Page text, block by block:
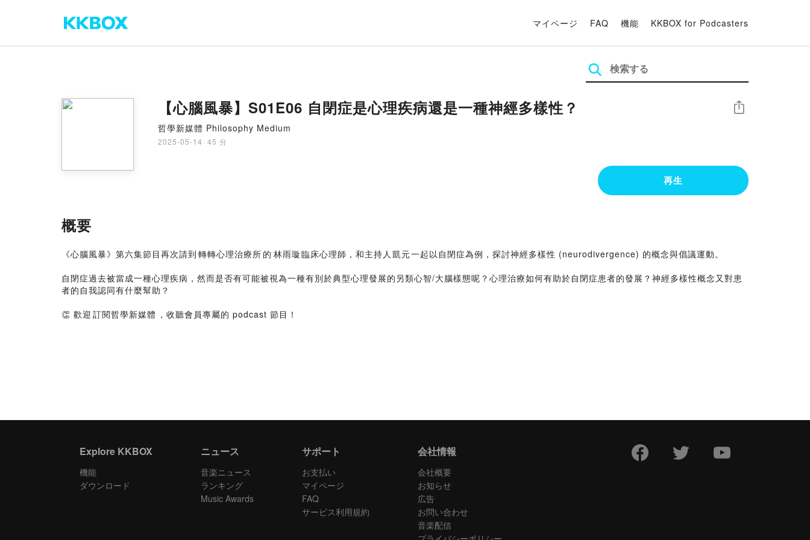
マイページ FAQ 機能 KKBOX for Podcasters
【心腦風暴】S01E06 自閉症是心理疾病還是一種神經多樣性？
哲學新媒體 Philosophy Medium
2025-05-14 · 45 分
シェア
再生
概要
《心腦風暴》第六集節目再次請到⁠⁠轉轉心理治療所⁠⁠的⁠⁠⁠林雨璇⁠臨床心理師，和主持人⁠凱元⁠一起以自閉症為例，探討神經多樣性 (neurodivergence) 的概念與倡議運動。
自閉症過去被當成一種心理疾病，然而是否有可能被視為一種有別於典型心理發展的另類心智/大腦樣態呢？心理治療如何有助於自閉症患者的發展？神經多樣性概念又對患
者的自我認同有什麼幫助？
👏 歡迎⁠⁠訂閱哲學新媒體⁠⁠，收聽會員專屬的 podcast 節目！
Explore KKBOX
機能
ダウンロード
ニュース
音楽ニュース
ランキング
Music Awards
サポート
お支払い
マイページ
FAQ
サービス利用規約
会社情報
会社概要
お知らせ
広告
お問い合わせ
音楽配信